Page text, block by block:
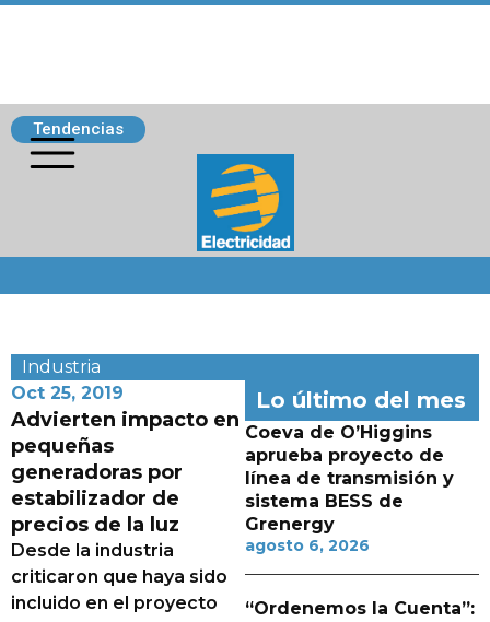
Tendencias
Industria
Oct 25, 2019
Advierten impacto en
pequeñas
generadoras por
estabilizador de
precios de la luz
Desde la industria
criticaron que haya sido
incluido en el proyecto
Lo último del mes
Coeva de O’Higgins
aprueba proyecto de
línea de transmisión y
sistema BESS de
Grenergy
agosto 6, 2026
“Ordenemos la Cuenta”: